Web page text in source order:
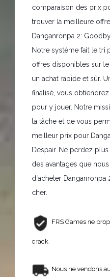
comparaison des prix
trouver la meilleure
Danganronpa 2:
Notre système fait le tri
offres disponibles sur
un achat rapide et sûr.
finalisé, vous
pour y jouer. Notre
la tâche et de vous
meilleur prix pour
Despair. Ne perdez
des avantages que
d'acheter Danganronpa
cher.
FRS Games ne
crack.
Nous ne vendons